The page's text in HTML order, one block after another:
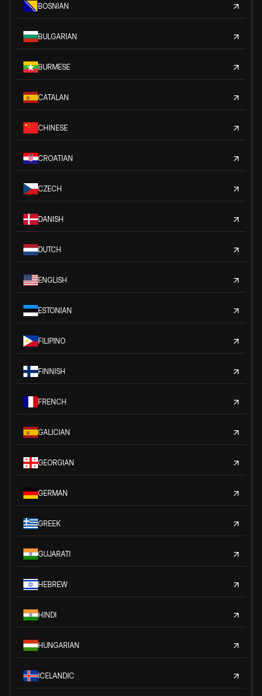
BOSNIAN
BULGARIAN
BURMESE
CATALAN
CHINESE
CROATIAN
CZECH
DANISH
DUTCH
ENGLISH
ESTONIAN
FILIPINO
FINNISH
FRENCH
GALICIAN
GEORGIAN
GERMAN
GREEK
GUJARATI
HEBREW
HINDI
HUNGARIAN
ICELANDIC